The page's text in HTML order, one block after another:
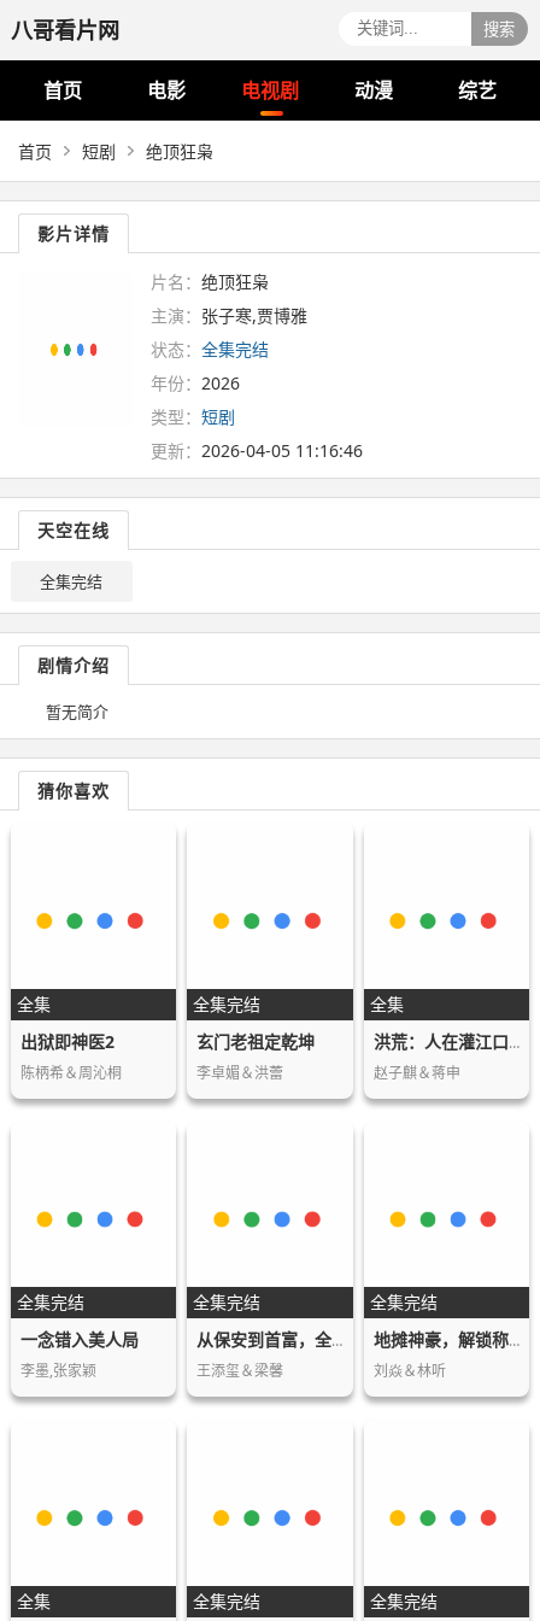
八哥看片网 搜索
首页 电影 电视剧 动漫 综艺
首页 短剧 绝顶狂枭
影片详情
片名： 绝顶狂枭
主演： 张子寒,贾博雅
状态： 全集完结
年份： 2026
类型： 短剧
更新： 2026-04-05 11:16:46
天空在线
全集完结
剧情介绍
暂无简介
猜你喜欢
全集
出狱即神医2
陈柄希＆周沁桐
全集完结
玄门老祖定乾坤
李卓媚＆洪蕾
全集
洪荒：人在灌江口，迎娶三圣母
赵子麒＆蒋申
全集完结
一念错入美人局
李墨,张家颖
全集完结
从保安到首富，全靠骗子助攻
王添玺＆梁馨
全集完结
地摊神豪，解锁称号就暴富
刘焱＆林听
全集 全集完结 全集完结